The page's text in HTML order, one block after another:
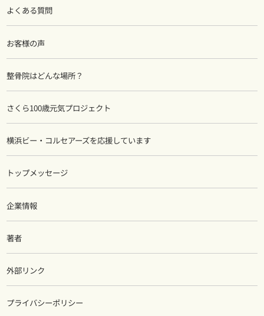
よくある質問
お客様の声
整骨院はどんな場所？
さくら100歳元気プロジェクト
横浜ビー・コルセアーズを応援しています
トップメッセージ
企業情報
著者
外部リンク
プライバシーポリシー